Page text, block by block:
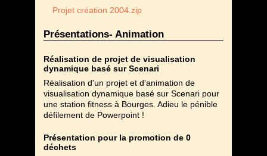
Projet création 2004.zip
Présentations- Animation
Réalisation de projet de visualisation
dynamique basé sur Scenari
Réalisation d'un projet et d'animation de
visualisation dynamique basé sur Scenari pour
une station fitness à Bourges. Adieu le pénible
défilement de Powerpoint !
Présentation pour la promotion de 0
déchets